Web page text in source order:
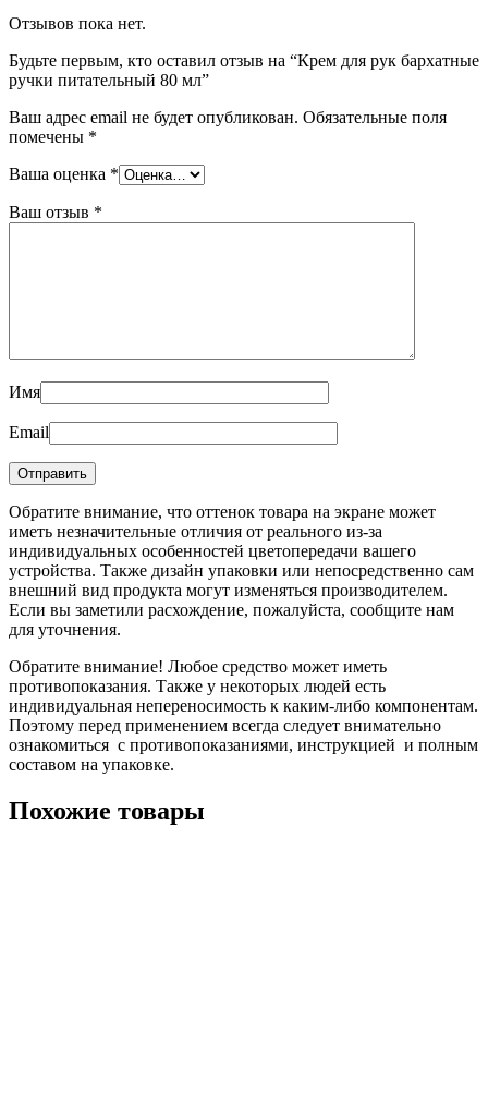
Отзывов пока нет.
Будьте первым, кто оставил отзыв на “Крем для рук бархатные
ручки питательный 80 мл”
Ваш адрес email не будет опубликован. Обязательные поля
помечены *
Ваша оценка *
Ваш отзыв *
Имя
Email
Обратите внимание, что оттенок товара на экране может
иметь незначительные отличия от реального из-за
индивидуальных особенностей цветопередачи вашего
устройства. Также дизайн упаковки или непосредственно сам
внешний вид продукта могут изменяться производителем.
Если вы заметили расхождение, пожалуйста, сообщите нам
для уточнения.
Обратите внимание! Любое средство может иметь
противопоказания. Также у некоторых людей есть
индивидуальная непереносимость к каким-либо компонентам.
Поэтому перед применением всегда следует внимательно
ознакомиться с противопоказаниями, инструкцией и полным
составом на упаковке.
Похожие товары